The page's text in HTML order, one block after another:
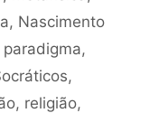
, Nascimento
paradigma,
,
, religião,